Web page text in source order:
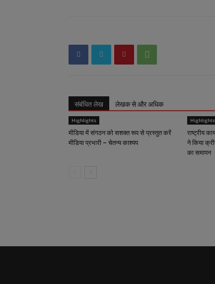
संबंधित लेख लेखक से और अधिक
Highlights
मीडिया में संगठन को सशक्त रूप से प्रस्तुत करें
मीडिया प्रभारी – चेतन्य काश्यप
Highlights
राष्ट्रीय
ने किया
का समापन